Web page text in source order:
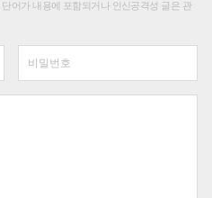
어가 내용에 포함되거나 인신공격성 글은 관